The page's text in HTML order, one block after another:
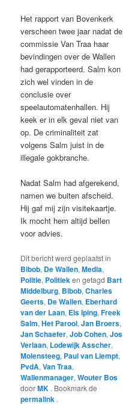
Het rapport van Bovenkerk
verscheen twee jaar nadat de
commissie Van Traa haar
bevindingen over de Wallen
had gerapporteerd. Salm kon
zich wel vinden in de
conclusie over
speelautomatenhallen. Hij
keek er in elk geval niet van
op. De criminaliteit zat
volgens Salm juist in de
illegale gokbranche.
Nadat Salm had afgerekend,
namen we buiten afscheid.
Hij gaf mij zijn visitekaartje.
Ik mocht hem altijd bellen
voor advies.
Dit bericht werd geplaatst in
Bibob, De Wallen,Media,
Politie, Politiek en getagd Bart
Middelburg, Bibob,Charles
Geerts, De Wallen, Eberhard
van der Laan, Els Iping,Freek
Salm,Het Parool,Jan Broers,
Jan Schaefer,Job Cohen,Jos
Verlaan, Lodewijk Asscher,
Molensteeg, Paul van Liempt,
PvdA,Van Traa,
Wallenmanager,Wouter Bos
doorMK . Bookmark de
permalink .